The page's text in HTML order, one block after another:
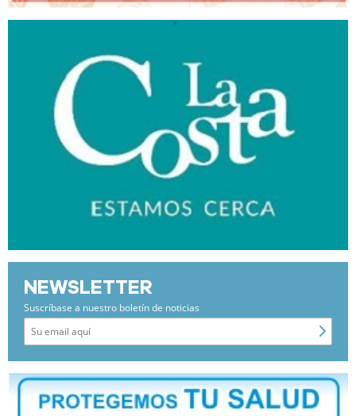
NEWSLETTER
Suscríbase a nuestro boletín de noticias